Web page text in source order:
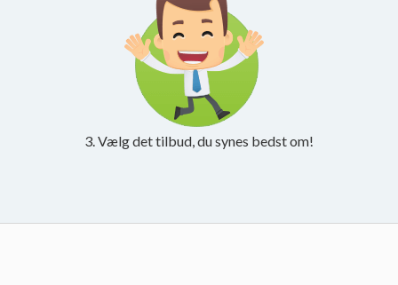
3. Vælg det tilbud, du synes bedst om!